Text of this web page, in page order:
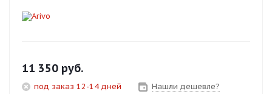
11 350 руб.
под заказ 12-14 дней Нашли дешевле?